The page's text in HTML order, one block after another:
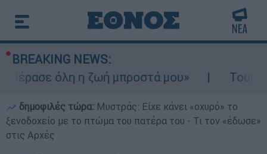
BREAKING NEWS:
όλη η ζωή μπροστά μου»
δημοφιλές τώρα: Μυστράς: Είχε κάνει «οχυρό» το
ξενοδοχείο με το πτώμα του πατέρα του - Τι τον «έδωσε»
στις Αρχές